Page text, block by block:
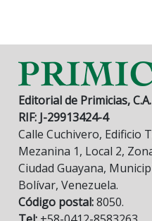
Editorial de Primicias, C.A.
RIF: J-29913424-4
Calle Cuchivero, Edificio
Mezanina 1, Local 2,
Ciudad Guayana,
Bolívar, Venezuela.
Código postal:8050.